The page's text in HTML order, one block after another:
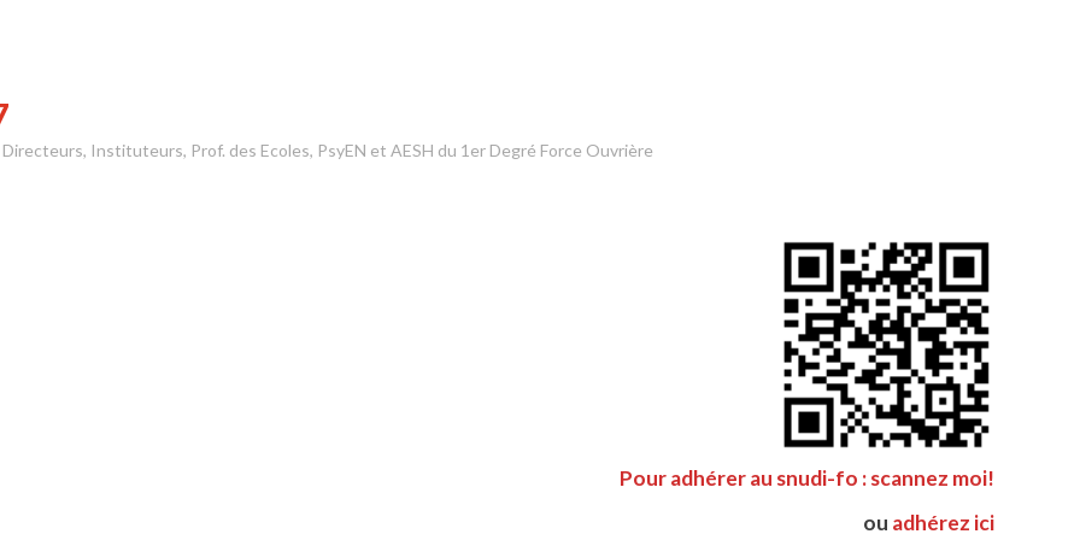
Instituteurs, Prof. des Ecoles, PsyEN et AESH du 1er Degré Force Ouvrière
Pour adhérer au snudi-fo : scannez moi!
ou adhérez ici